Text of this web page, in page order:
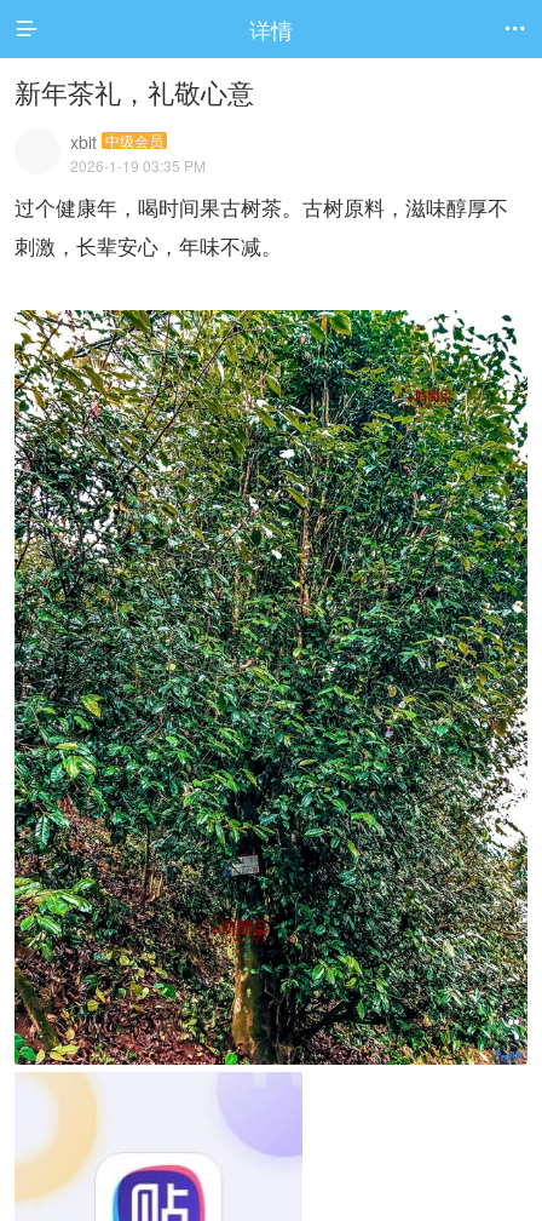
 详情 
新年茶礼，礼敬心意
xbit 中级会员
2026-1-19 03:35 PM
过个健康年，喝时间果古树茶。古树原料，滋味醇厚不
刺激，长辈安心，年味不减。